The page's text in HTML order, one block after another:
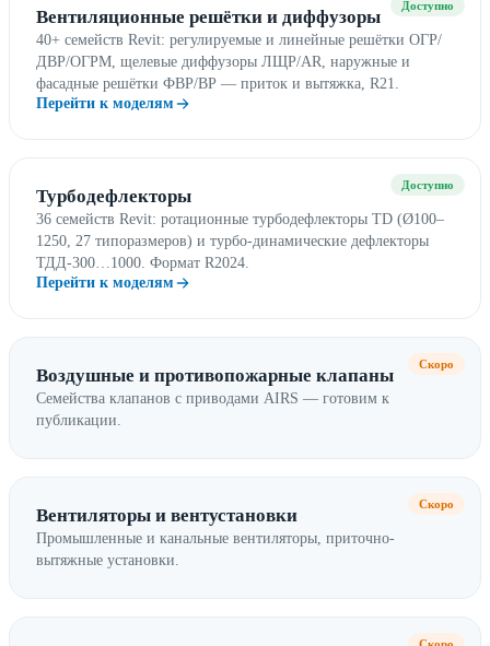
Доступно
Вентиляционные решётки и диффузоры
40+ семейств Revit: регулируемые и линейные решётки ОГР/
ДВР/ОГРМ, щелевые диффузоры ЛЩР/AR, наружные и
фасадные решётки ФВР/ВР — приток и вытяжка, R21.
Перейти к моделям
Доступно
Турбодефлекторы
36 семейств Revit: ротационные турбодефлекторы TD (Ø100–
1250, 27 типоразмеров) и турбо-динамические дефлекторы
ТДД-300…1000. Формат R2024.
Перейти к моделям
Скоро
Воздушные и противопожарные клапаны
Семейства клапанов с приводами AIRS — готовим к
публикации.
Скоро
Вентиляторы и вентустановки
Промышленные и канальные вентиляторы, приточно-
вытяжные установки.